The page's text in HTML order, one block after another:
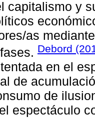
capitalismo y
as
Debord
en el
de
de
espectáculo